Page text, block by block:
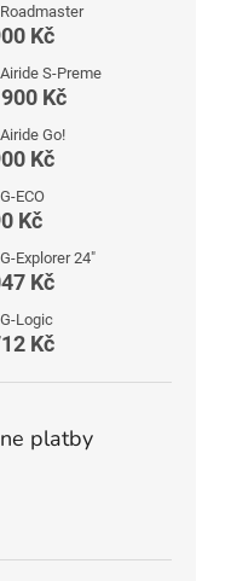
Kč
S-Preme
Kč
Go!
Kč
ECO
Kč
Explorer 24″
Kč
Logic
Kč
platby